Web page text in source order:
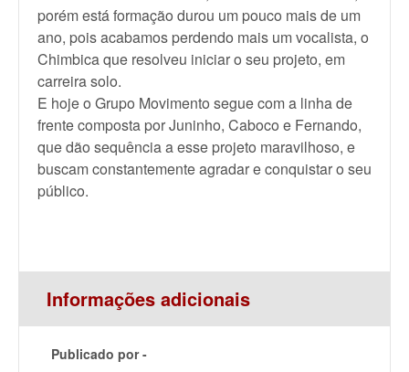
porém está formação durou um pouco mais de um
ano, pois acabamos perdendo mais um vocalista, o
Chimbica que resolveu iniciar o seu projeto, em
carreira solo.
E hoje o Grupo Movimento segue com a linha de
frente composta por Juninho, Caboco e Fernando,
que dão sequência a esse projeto maravilhoso, e
buscam constantemente agradar e conquistaro seu
público.
Informações adicionais
Publicado por -